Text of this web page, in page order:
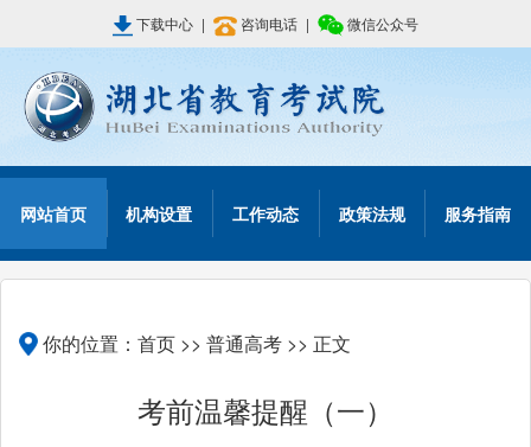
下载中心 | 咨询电话 | 微信公众号
网站首页 机构设置 工作动态 政策法规 服务指南
你的位置： 首页 >> 普通高考 >> 正文
考前温馨提醒（一）